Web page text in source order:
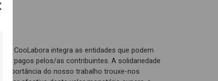
a CooLabora integra as entidades que podem
pagos pelos/as contribuintes. A solidariedade
importância do nosso trabalho trouxe-nos